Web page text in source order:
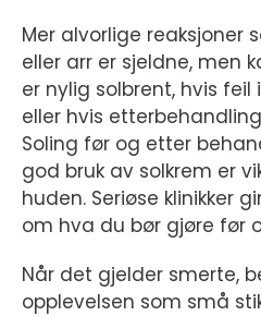
Mer alvorlige reaksjoner
eller arr er sjeldne, men
er nylig solbrent, hvis feil
eller hvis
Soling før og etter
god bruk av solkrem er
huden. Seriøse klinikker
om hva du bør gjøre før
Når det gjelder smerte,
opplevelsen som små